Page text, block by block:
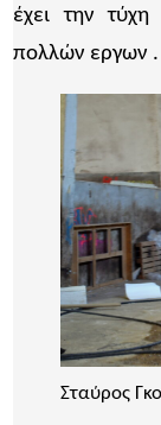
έχει την
πολλών εργων .
Σταύρος